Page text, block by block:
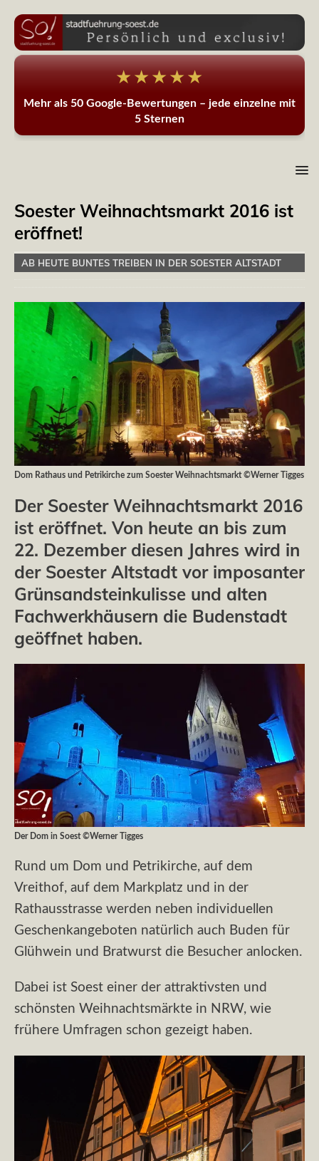
★★★★★
Mehr als 50 Google-Bewertungen – jede einzelne mit
5 Sternen
Soester Weihnachtsmarkt 2016 ist
eröffnet!
AB HEUTE BUNTES TREIBEN IN DER SOESTER ALTSTADT
Dom Rathaus und Petrikirche zum Soester Weihnachtsmarkt ©Werner Tigges
Der Soester Weihnachtsmarkt 2016
ist eröffnet. Von heute an bis zum
22. Dezember diesen Jahres wird in
der Soester Altstadt vor imposanter
Grünsandsteinkulisse und alten
Fachwerkhäusern die Budenstadt
geöffnet haben.
Der Dom in Soest ©Werner Tigges
Rund um Dom und Petrikirche, auf dem
Vreithof, auf dem Markplatz und in der
Rathausstrasse werden neben individuellen
Geschenkangeboten natürlich auch Buden für
Glühwein und Bratwurst die Besucher anlocken.
Dabei ist Soest einer der attraktivsten und
schönsten Weihnachtsmärkte in NRW, wie
frühere Umfragen schon gezeigt haben.